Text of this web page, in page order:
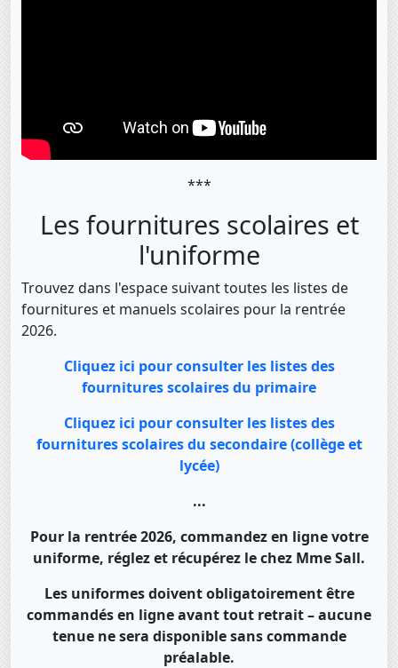
***
Les fournitures scolaires et
l'uniforme
Trouvez dans l'espace suivant toutes les listes de
fournitures et manuels scolaires pour la rentrée
2026.
Cliquez ici pour consulter les listes des
fournitures scolaires du primaire
Cliquez ici pour consulter les listes des
fournitures scolaires du secondaire (collège et
lycée)
...
Pour la rentrée 2026, commandez en ligne votre
uniforme, réglez et récupérez le chez Mme Sall.
Les uniformes doivent obligatoirement être
commandés en ligne avant tout retrait – aucune
tenue ne sera disponible sans commande
préalable.